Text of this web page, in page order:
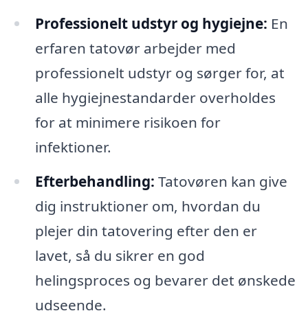
Professionelt udstyr og hygiejne: En
erfaren tatovør arbejder med
professionelt udstyr og sørger for, at
alle hygiejnestandarder overholdes
for at minimere risikoen for
infektioner.
Efterbehandling: Tatovøren kan give
dig instruktioner om, hvordan du
plejer din tatovering efter den er
lavet, så du sikrer en god
helingsproces og bevarer det ønskede
udseende.